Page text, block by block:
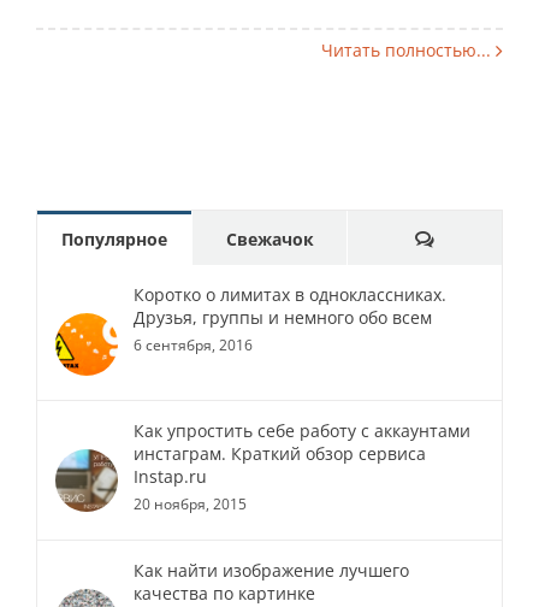
Читать полностью...
Популярное Свежачок Comments
Коротко о лимитах в одноклассниках.
Друзья, группы и немного обо всем
6 сентября, 2016
Как упростить себе работу с аккаунтами
инстаграм. Краткий обзор сервиса
Instap.ru
20 ноября, 2015
Как найти изображение лучшего
качества по картинке